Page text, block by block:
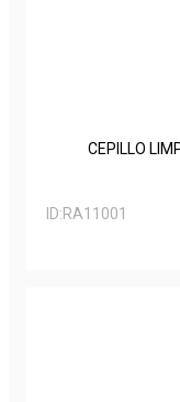
CEPILLO
ID:RA11001